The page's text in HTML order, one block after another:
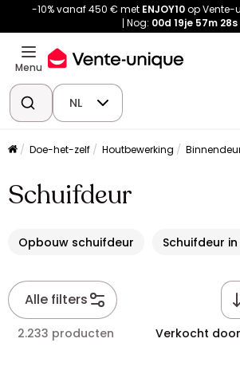
-10% vanaf 450 € met ENJOY10op Vente-
Nog: 00d 19je 57m 27s
Menu
NL
Doe-het-zelf Houtbewerking
Schuifdeur
Opbouw schuifdeur Schuifdeur
Alle filters
2.233 producten Verkocht